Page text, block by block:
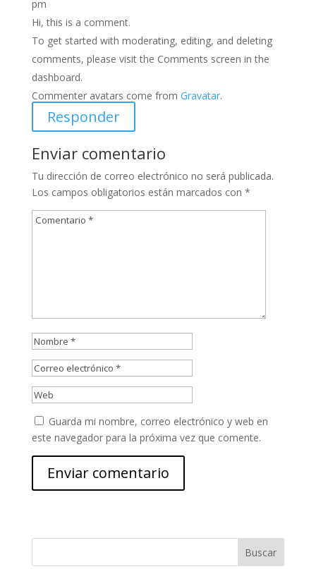
pm
Hi, this is a comment.
To get started with moderating, editing, and deleting
comments, please visit the Comments screen in the
dashboard.
Commenter avatars come from Gravatar.
Responder
Enviar comentario
Tu dirección de correo electrónico no será publicada.
Los campos obligatorios están marcados con *
Guarda mi nombre, correo electrónico y web en
este navegador para la próxima vez que comente.
Buscar